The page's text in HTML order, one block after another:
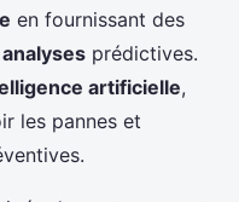
en fournissant des
analyses prédictives.
artificielle,
les pannes et